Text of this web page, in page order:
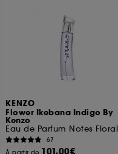
KENZO
Flower Ikebana Indigo By
Kenzo
67
101,00€